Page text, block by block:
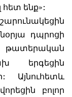
հետ ենք»:
դպրոցի
երգեցին
Այնուհետև
բոլոր